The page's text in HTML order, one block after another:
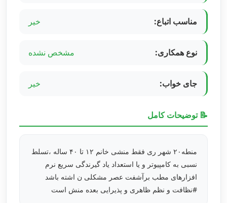
مناسب اتباع: خیر
نوع همکاری: مشخص نشده
جای خواب: خیر
📝 توضیحات کامل
منطه۲۰ شهر ری فقط منشی خانم ۱۲ تا ۴۰ ساله ،تسلط
نسبی به کامپیوتر و یا استعداد یاد گیرندگی سریع نرم
افزارهای مطب برآشفت عصر مشکلی ن اشته باشد
#نظافت و نظم ظاهری و پذیرایی بعده منش است